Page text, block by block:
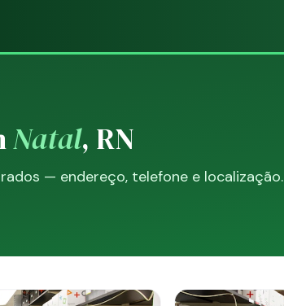
Natal, RN
— endereço, telefone e localização.